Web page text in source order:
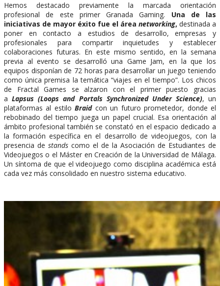
Hemos destacado previamente la marcada orientación
profesional de este primer Granada Gaming. Una de las
iniciativas de mayor éxito fue el área networking, destinada a
poner en contacto a estudios de desarrollo, empresas y
profesionales para compartir inquietudes y establecer
colaboraciones futuras. En este mismo sentido, en la semana
previa al evento se desarrolló una Game Jam, en la que los
equipos disponían de 72 horas para desarrollar un juego teniendo
como única premisa la temática “viajes en el tiempo”. Los chicos
de Fractal Games se alzaron con el primer puesto gracias
aLapsus (Loops and Portals Synchronized Under Science), un
plataformas al estiloBraid con un futuro prometedor, donde el
rebobinado del tiempo juega un papel crucial. Esa orientación al
ámbito profesional también se constató en el espacio dedicado a
la formación específica en el desarrollo de videojuegos, con la
presencia de stands como el de la Asociación de Estudiantes de
Videojuegos o el Máster en Creación de la Universidad de Málaga.
Un síntoma de que el videojuego como disciplina académica está
cada vez más consolidado en nuestro sistema educativo.